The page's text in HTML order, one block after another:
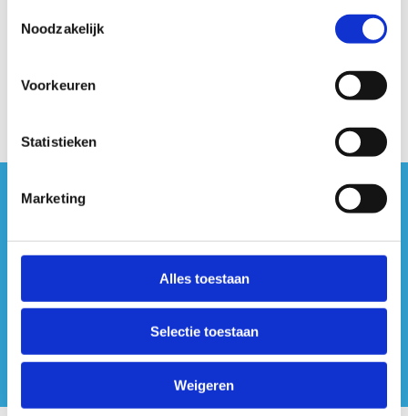
Noodzakelijk
Voorkeuren
Statistieken
Marketing
Alles toestaan
Selectie toestaan
Weigeren
#sportersbelevenmeer
ook op sociale media